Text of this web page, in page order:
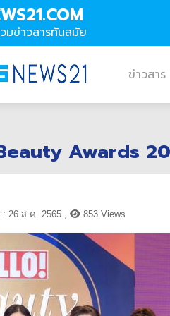
มข่าวสารทันสมัย
ข่าวสาร
Awards
26 ส.ค. 2565 , 853 Views